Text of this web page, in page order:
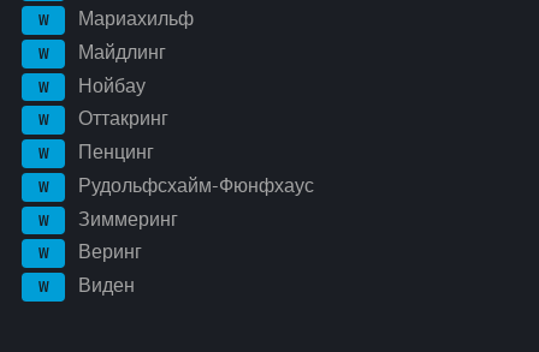
W Мариахильф
W Майдлинг
W Нойбау
W Оттакринг
W Пенцинг
W Рудольфсхайм-Фюнфхаус
W Зиммеринг
W Веринг
W Виден